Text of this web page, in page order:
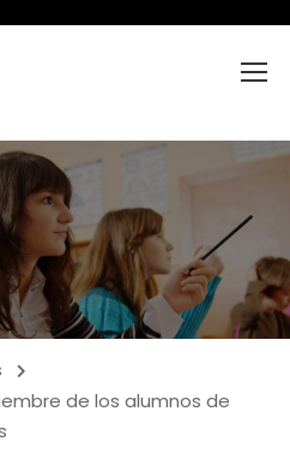
de los alumnos de